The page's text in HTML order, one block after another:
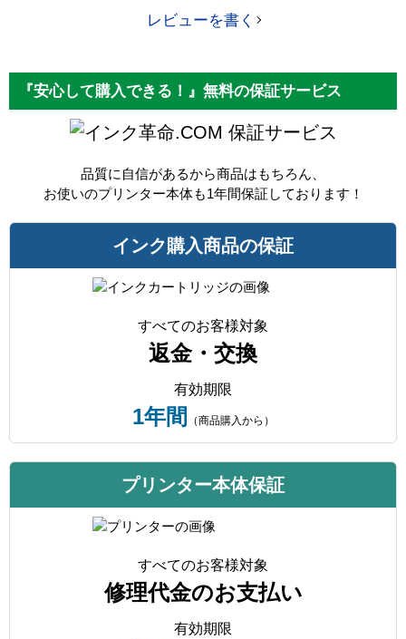
レビューを書く
『安心して購入できる！』無料の保証サービス
保証サービス
品質に自信があるから商品はもちろん、
お使いのプリンター本体も1年間保証しております！
インク購入商品の保証
すべてのお客様対象
返金・交換
有効期限
1年間 （商品購入から）
プリンター本体保証
すべてのお客様対象
修理代金のお支払い
有効期限